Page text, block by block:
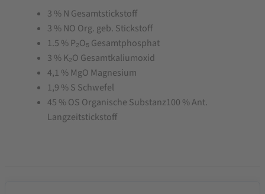
3 % N Gesamtstickstoff
3 % NO Org. geb. Stickstoff
1.5 % P₂O₅ Gesamtphosphat
3 % K₂O Gesamtkaliumoxid
4,1 % MgO Magnesium
1,9 % S Schwefel
45 % OS Organische Substanz100 % Ant.
Langzeitstickstoff